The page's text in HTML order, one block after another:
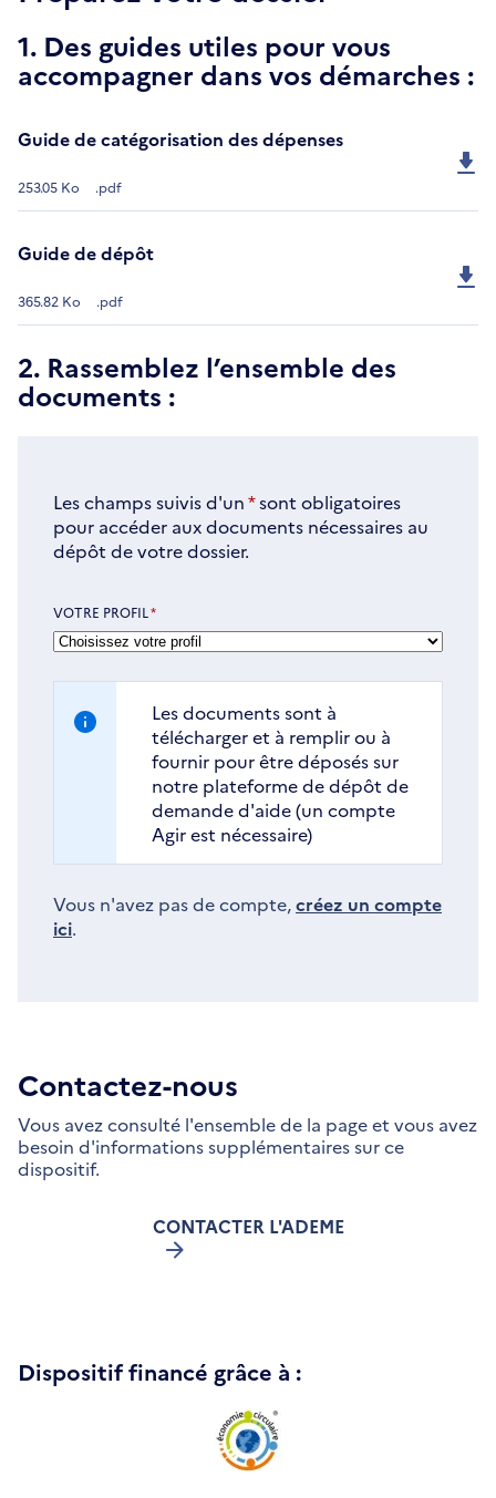
1. Des guides utiles pour vous
accompagner dans vos démarches :
Guide de catégorisation des dépenses
253.05 Ko .pdf
Guide de dépôt
365.82 Ko .pdf
2. Rassemblez l’ensemble des
documents :
Les champs suivis d'un*sont obligatoires
pour accéder aux documents nécessaires au
dépôt de votre dossier.
VOTRE PROFIL *
Les documents sont à
télécharger et à remplir ou à
fournir pour être déposés sur
notre plateforme de dépôt de
demande d'aide (un compte
Agir est nécessaire)
Vous n'avez pas de compte,créez un compte
ici.
Contactez-nous
Vous avez consulté l'ensemble de la page et vous avez
besoin d'informations supplémentaires sur ce
dispositif.
CONTACTER L'ADEME
Dispositif financé grâce à :